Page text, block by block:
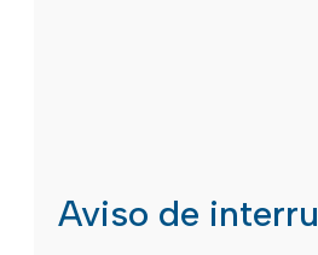
Aviso de